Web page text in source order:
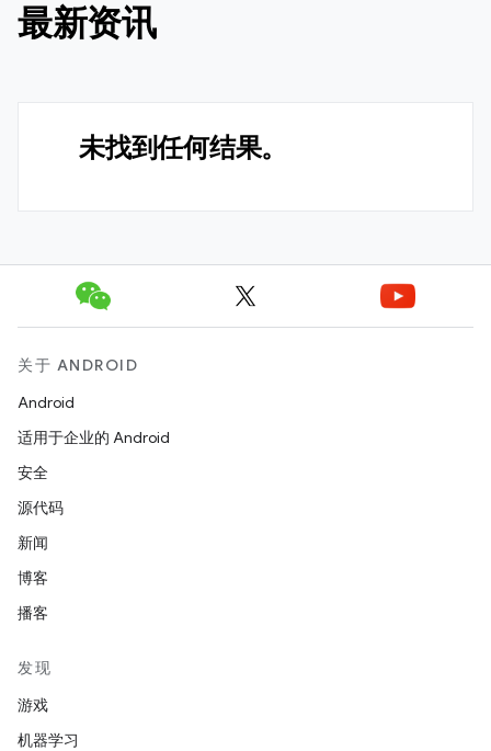
最新资讯
未找到任何结果。
关于 ANDROID
Android
适用于企业的 Android
安全
源代码
新闻
博客
播客
发现
游戏
机器学习